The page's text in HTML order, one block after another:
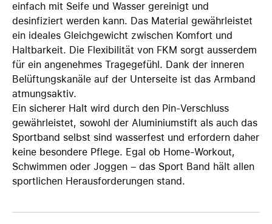
einfach mit Seife und Wasser gereinigt und
desinfiziert werden kann. Das Material gewährleistet
ein ideales Gleichgewicht zwischen Komfort und
Haltbarkeit. Die Flexibilität von FKM sorgt ausserdem
für ein angenehmes Tragegefühl. Dank der inneren
Belüftungskanäle auf der Unterseite ist das Armband
atmungsaktiv.
Ein sicherer Halt wird durch den Pin-Verschluss
gewährleistet, sowohl der Aluminiumstift als auch das
Sportband selbst sind wasserfest und erfordern daher
keine besondere Pflege. Egal ob Home-Workout,
Schwimmen oder Joggen – das Sport Band hält allen
sportlichen Herausforderungen stand.